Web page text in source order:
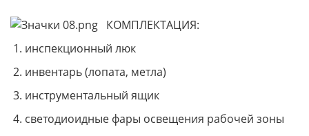
КОМПЛЕКТАЦИЯ:
инспекционный люк
инвентарь (лопата, метла)
инструментальный ящик
светодиоидные фары освещения рабочей зоны